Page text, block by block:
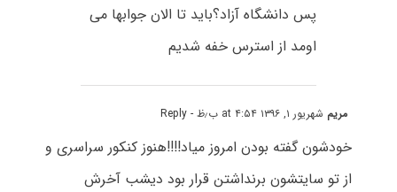
پس دانشگاه آزاد؟باید تا الان جوابها می
اومد از استرس خفه شدیم
مریم شهریور ۱, ۱۳۹۶ at ۴:۵۴ ب٫ظ - Reply
خودشون گفته بودن امروز میاد!!!!هنوز کنکور سراسری و
از تو سایتشون برنداشتن قرار بود دیشب آخرش